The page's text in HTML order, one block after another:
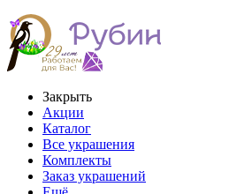
Закрыть
Акции
Каталог
Все украшения
Комплекты
Заказ украшений